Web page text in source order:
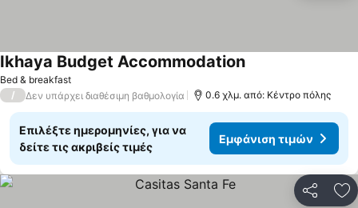
Bed & breakfast
Ikhaya Budget AccommodationΕμφάνιση τιμών
/ Δεν υπάρχει διαθέσιμη βαθμολογία 0.6 χλμ. από: Κέντρο πόλης
Επιλέξτε ημερομηνίες, για να
δείτε τις ακριβείς τιμές
Εμφάνιση τιμών